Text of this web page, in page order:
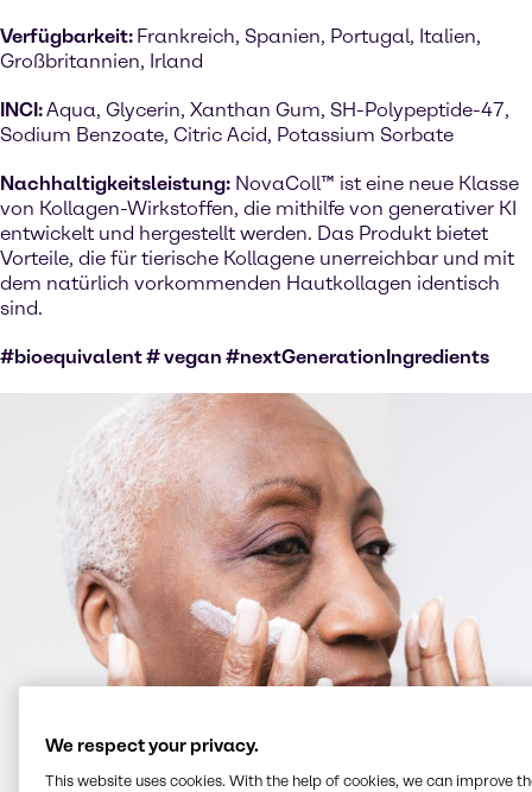
Verfügbarkeit: Frankreich, Spanien, Portugal, Italien,
Großbritannien, Irland
INCI:Aqua, Glycerin, Xanthan Gum, SH-Polypeptide-47,
Sodium Benzoate, Citric Acid, Potassium Sorbate
Nachhaltigkeitsleistung: NovaColl™ ist eine neue Klasse
von Kollagen-Wirkstoffen, die mithilfe von generativer KI
entwickelt und hergestellt werden. Das Produkt bietet
Vorteile, die für tierische Kollagene unerreichbar und mit
dem natürlich vorkommenden Hautkollagen identisch
sind.
#bioequivalent # vegan #nextGenerationIngredients
We respect your privacy.
This website uses cookies. With the help of cookies, we can improve